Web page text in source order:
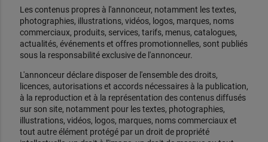
Les contenus propres à l'annonceur, notamment les textes,
photographies, illustrations, vidéos, logos, marques, noms
commerciaux, produits, services, tarifs, menus, catalogues,
actualités, événements et offres promotionnelles, sont publiés
sous la responsabilité exclusive de l'annonceur.
L'annonceur déclare disposer de l'ensemble des droits,
licences, autorisations et accords nécessaires à la publication,
à la reproduction et à la représentation des contenus diffusés
sur son site, notamment pour les textes, photographies,
illustrations, vidéos, logos, marques, noms commerciaux et
tout autre élément protégé par un droit de propriété